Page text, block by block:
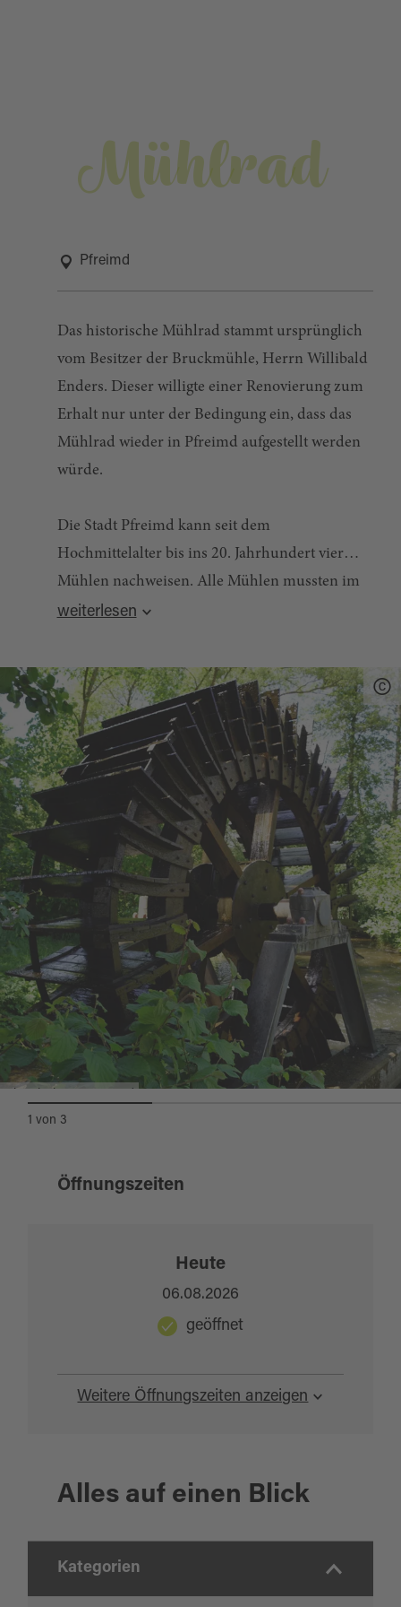
Mühlrad
Pfreimd
Das historische Mühlrad stammt ursprünglich
vom Besitzer der Bruckmühle, Herrn Willibald
Enders. Dieser willigte einer Renovierung zum
Erhalt nur unter der Bedingung ein, dass das
Mühlrad wieder in Pfreimd aufgestellt werden
würde.
Die Stadt Pfreimd kann seit dem
Hochmittelalter bis ins 20. Jahrhundert vier
Mühlen nachweisen. Alle Mühlen mussten im
Laufe ihrer langen und wechselvollen
Betrieb endgültig einstellen. Außer den noch
gebräuchlichen Gebäudenamen für die Mühlen
gab und gibt es im gesamten öffentlichen
Bereich der Stadt aber keinen einzigen Hinweis
auf diese frühe Form der Energiegewinnung,
die damals schon einen wesentlichen Beitrag
zur Ernährung, zum Einkommen und dem
Wohlergehen der Bevölkerung leistete.
Da Pfreimd angeblich seinen Ursprung drei
Mühlen zu verdanken hat, weckte das letzte
Mühlrad in der Bruckmühle bereits Ende der
Neunziger Jahre das Interesse des
Heimatkundlichen und Historischen
Arbeitskreises.
Schleifmühlbach. Eine gemütliche Sitzgruppe
Quelle:destination.one
weiterlesen
1 von 3
Öffnungszeiten
Weitere Öffnungszeiten anzeigen
Heute
06.08.2026
geöffnet
Alles auf einen Blick
Kategorien